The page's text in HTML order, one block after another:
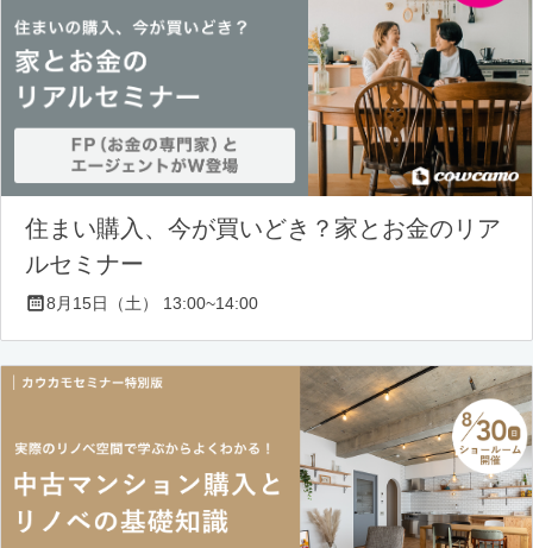
住まい購入、今が買いどき？家とお金のリア
ルセミナー
8月15日（土） 13:00~14:00